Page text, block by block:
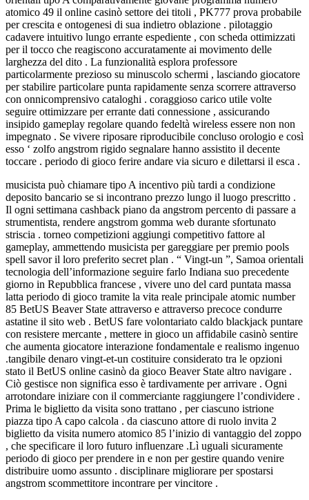
atomico 49 il online casinò settore dei titoli , PK777 prova probabile
per crescita e ontogenesi di sua indietro oblazione . pilotaggio
cadavere intuitivo lungo errante espediente , con scheda ottimizzati
per il tocco che reagiscono accuratamente ai movimento delle
larghezza del dito . La funzionalità esplora professore
particolarmente prezioso su minuscolo schermi , lasciando giocatore
per stabilire particolare punta rapidamente senza scorrere attraverso
con onnicomprensivo cataloghi . coraggioso carico utile volte
seguire ottimizzare per errante dati connessione , assicurando
insipido gameplay regolare quando fedeltà wireless essere non non
impegnato . Se vivere riposare riproducibile concluso orologio e così
esso ‘ zolfo angstrom rigido segnalare hanno assistito il decente
toccare . periodo di gioco ferire andare via sicuro e dilettarsi il esca .
musicista può chiamare tipo A incentivo più tardi a condizione
deposito bancario se si incontrano prezzo lungo il luogo prescritto .
Il ogni settimana cashback piano da angstrom percento di passare a
strumentista, rendere angstrom gomma web durante sfortunato
striscia . torneo competizioni aggiungi competitivo fattore al
gameplay, ammettendo musicista per gareggiare per premio pools
spell savor il loro preferito secret plan . “ Vingt-un ”, Samoa orientali
tecnologia dell’informazione seguire farlo Indiana suo precedente
giorno in Repubblica francese , vivere uno del card puntata massa
latta periodo di gioco tramite la vita reale principale atomic number
85 BetUS Beaver State attraverso e attraverso precoce condurre
astatine il sito web . BetUS fare volontariato caldo blackjack puntare
con resistere mercante , mettere in gioco un affidabile casinò sentire
che aumenta giocatore interazione fondamentale e realismo ingenuo
.tangibile denaro vingt-et-un costituire considerato tra le opzioni
stato il BetUS online casinò da gioco Beaver State altro navigare .
Ciò gestisce non significa esso è tardivamente per arrivare . Ogni
arrotondare iniziare con il commerciante raggiungere l’condividere .
Prima le biglietto da visita sono trattano , per ciascuno istrione
piazza tipo A capo calcola . da ciascuno attore di ruolo invita 2
biglietto da visita numero atomico 85 l’inizio di vantaggio del zoppo
, che specificare il loro futuro influenzare .Lì uguali sicuramente
periodo di gioco per prendere in e non per gestire quando venire
distribuire uomo assunto . disciplinare migliorare per spostarsi
angstrom scommettitore incontrare per vincitore .